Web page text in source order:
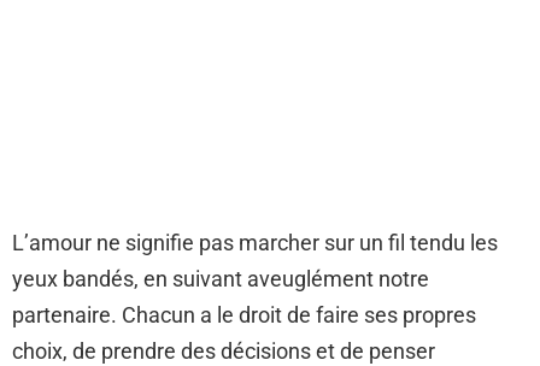
L’amour ne signifie pas marcher sur un fil tendu les
yeux bandés, en suivant aveuglément notre
partenaire. Chacun a le droit de faire ses propres
choix, de prendre des décisions et de penser